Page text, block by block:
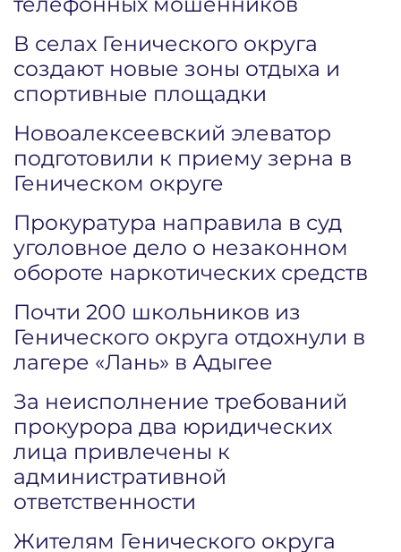
В селах Генического округа
создают новые зоны отдыха и
спортивные площадки
Новоалексеевский элеватор
подготовили к приему зерна в
Геническом округе
Прокуратура направила в суд
уголовное дело о незаконном
обороте наркотических средств
Почти 200 школьников из
Генического округа отдохнули в
лагере «Лань» в Адыгее
За неисполнение требований
прокурора два юридических
лица привлечены к
административной
ответственности
Жителям Генического округа